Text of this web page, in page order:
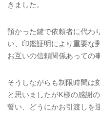
きました。
預かった鍵で依頼者に代わ
い、印鑑証明により重要な
お互いの信頼関係あっての
そうしながらも制限時間は
と思いましたがK様の感謝
誓い、どうにかお引渡しを